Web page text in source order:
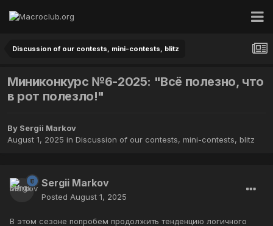
Discussion of our contests, mini-contests, blitz
Миниконкурс №6-2025: "Всё полезно, что
в рот полезло!"
By Sergii Markov
August 1, 2025 in Discussion of our contests, mini-contests, blitz
Sergii Markov
Posted August 1, 2025
В этом сезоне попробем продолжить тенденцию логичного